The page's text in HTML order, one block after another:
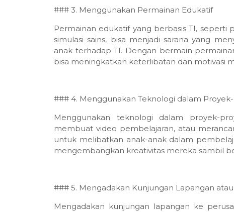
### 3. Menggunakan Permainan Edukatif
Permainan edukatif yang berbasis TI,
simulasi sains, bisa menjadi sarana yang
anak terhadap TI. Dengan bermain
bisa meningkatkan keterlibatan dan motivasi
### 4. Menggunakan Teknologi dalam
Menggunakan teknologi dalam proyek-
membuat video pembelajaran, atau
untuk melibatkan anak-anak dalam
mengembangkan kreativitas mereka sambil
### 5. Mengadakan Kunjungan Lapangan
Mengadakan kunjungan lapangan ke